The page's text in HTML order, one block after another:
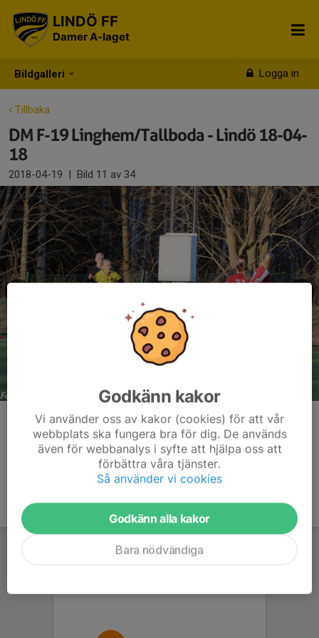
Bildgalleri Logga in
LINDÖ FF
Damer A-laget
Tillbaka
DM F-19 Linghem/Tallboda - Lindö 18-04-
18
2018-04-19 | Bild 11 av 34
Kommentarer
Godkänn kakor
Vi använder oss av kakor (cookies) för att vår
webbplats ska fungera bra för dig. De används
även för webbanalys i syfte att hjälpa oss att
förbättra våra tjänster.
Så använder vi cookies
Godkänn alla kakor
Bara nödvändiga